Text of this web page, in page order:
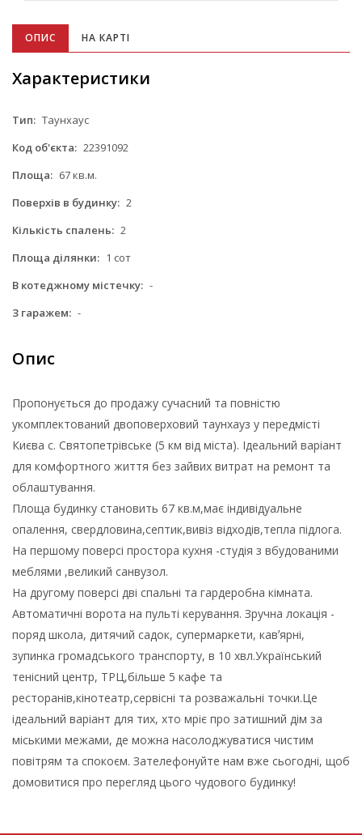
ОПИС НА КАРТІ
Характеристики
Тип: Таунхаус
Код об'єкта: 22391092
Площа: 67 кв.м.
Поверхів в будинку: 2
Кількість спалень: 2
Площа ділянки: 1 сот
В котеджному містечку: -
З гаражем: -
Опис
Пропонується до продажу сучасний та повністю
укомплектований двоповерховий таунхауз у передмісті
Києва с. Святопетрівське (5 км від міста). Ідеальний варіант
для комфортного життя без зайвих витрат на ремонт та
облаштування.
Площа будинку становить 67 кв.м,має індивідуальне
опалення, свердловина,септик,вивіз відходів,тепла підлога.
На першому поверсі простора кухня -студія з вбудованими
меблями ,великий санвузол.
На другому поверсі дві спальні та гардеробна кімната.
Автоматичні ворота на пульті керування. Зручна локація -
поряд школа, дитячий садок, супермаркети, кавʼярні,
зупинка громадського транспорту, в 10 хвл.Український
тенісний центр, ТРЦ,більше 5 кафе та
ресторанів,кінотеатр,сервісні та розважальні точки.Це
ідеальний варіант для тих, хто мріє про затишний дім за
міськими межами, де можна насолоджуватися чистим
повітрям та спокоєм. Зателефонуйте нам вже сьогодні, щоб
домовитися про перегляд цього чудового будинку!